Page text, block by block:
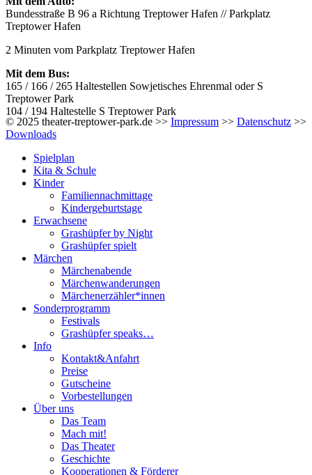
Bundesstraße B 96 a Richtung Treptower Hafen // Parkplatz
Treptower Hafen
2 Minuten vom Parkplatz Treptower Hafen
Mit dem Bus:
165 / 166 / 265 Haltestellen Sowjetisches Ehrenmal oder S
Treptower Park
104 / 194 Haltestelle S Treptower Park
© 2025 theater-treptower-park.de >> Impressum >> Datenschutz >>
Downloads
Spielplan
Kita & Schule
Kinder
Familiennachmittage
Kindergeburtstage
Erwachsene
Grashüpfer by Night
Grashüpfer spielt
Märchen
Märchenabende
Märchenwanderungen
Märchenerzähler*innen
Sonderprogramm
Festivals
Grashüpfer speaks…
Info
Kontakt&Anfahrt
Preise
Gutscheine
Vorbestellungen
Über uns
Das Team
Mach mit!
Das Theater
Geschichte
Kooperationen & Förderer